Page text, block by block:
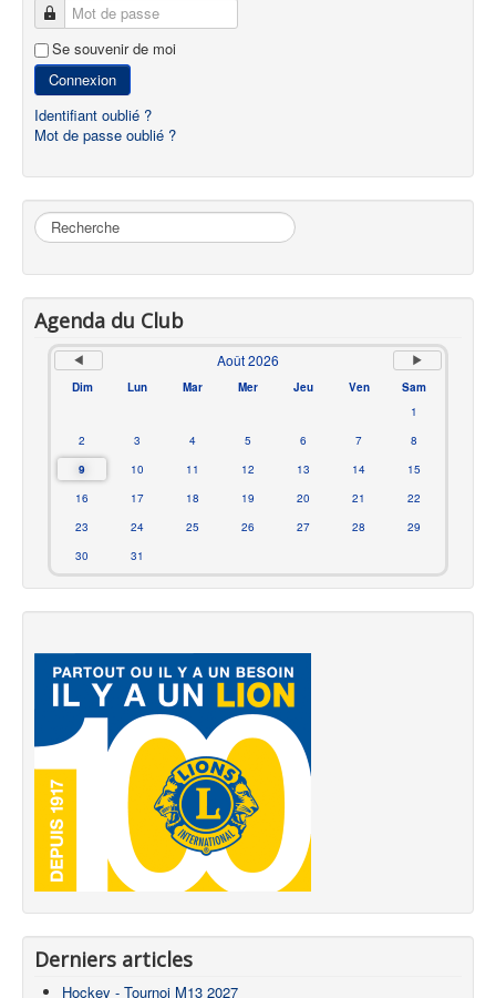
Mot de passe
Se souvenir de moi
Connexion
Identifiant oublié ?
Mot de passe oublié ?
Rechercher
Agenda du Club
Août 2026
Dim Lun Mar Mer Jeu Ven
Sam
1
2
3 4 5 6 7
8
9
10 11 12 13 14
15
16
17 18 19 20 21
22
23
24 25 26 27 28
29
30
31
Derniers articles
Hockey - Tournoi M13 2027